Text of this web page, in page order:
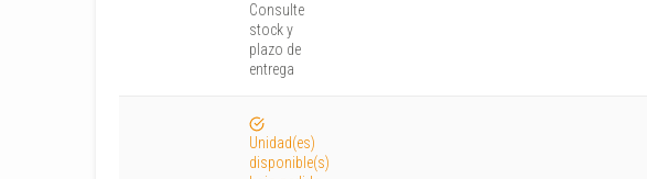
Consulte
stock y
plazo de
entrega
Unidad(es)
disponible(s)